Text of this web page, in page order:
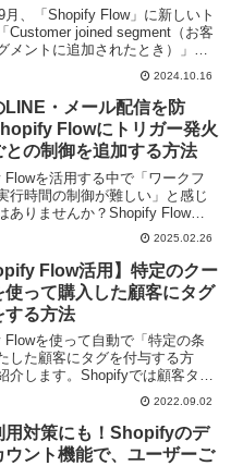
LINEのセグメント配信を
する方法
月、「Shopify Flow」に新しいト
Customer joined segment（お客
メントに追加されたとき）」と
left segment（お客様がセグ
ら削除されたとき）」が追加さ
。このトリガーを活用すること
のセグメント配信を簡単に自動
す！本記事では、活用事例とし
以上前にシャツを購入したユー
して、ボトムスをおすすめする
ジをLINEで配信する」方法を実
つきでわかりやすく解説してい
2024.10.16
LINE・メール配信を防
Flowにトリガー発火
との制御を追加する方法
Flowを活用する中で「ワークフ
行時間の制御が難しい」と感じ
ありませんか？Shopify Flowで
ワークフローに「トリガーの発
との制御」を追加する方法を紹
。「Flowを使って自動化してい
・メール配信の夜間配信を避ける
る）」「夜間に発送処理された
・メール通知を、日中に配信
制御する」などの活用例も解
2025.02.26
Flow活用】特定のクー
使って購入した顧客にタグ
する方法
Flowを使って自動で「特定の条
した顧客にタグを付与する方
介します。Shopifyでは顧客タグ
ータに追加情報を付与できま
したタグでユーザーを絞り込ん
のセグメント配信にも活用で
2022.09.02
用対策にも！Shopifyのデ
ウント機能で、ユーザーご